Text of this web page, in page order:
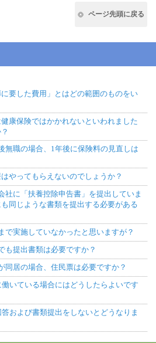
ページ先頭に戻る
要した費用」とはどの範囲のものをい
康保険ではかかれないといわれました
無職の場合、1年後に保険料の見直しは
やってもらえないのでしょうか？
社に「扶養控除申告書」を提出していま
同じような書類を提出する必要がある
で実施していなかったと思いますが？
も提出書類は必要ですか？
同居の場合、住民票は必要ですか？
働いている場合にはどうしたらよいです
答および書類提出をしないとどうなりま